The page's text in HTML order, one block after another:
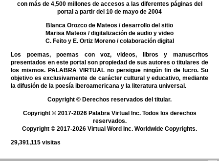
con más de 4,500 millones de accesos a las diferentes páginas del
portal a partir del 10 de mayo de 2004
Blanca Orozco de Mateos / desarrollo del sitio
Marisa Mateos / digitalización de audio y video
C. Feito y E. Ortiz Moreno/ colaboración digital
Los poemas, poemas con voz, videos, libros y manuscritos
presentados en este portal son propiedad de sus autores o titulares de
los mismos. PALABRA VIRTUAL no persigue ningún fin de lucro. Su
objetivo es exclusivamente de carácter cultural y educativo, mediante
la difusión de la poesía iberoamericana y la literatura universal.
Copyright © Derechos reservados del titular.
Copyright © 2017-2026 Palabra Virtual Inc. Todos los derechos
reservados.
Copyright © 2017-2026 Virtual Word Inc. Worldwide Copyrights.
29,391,115 visitas